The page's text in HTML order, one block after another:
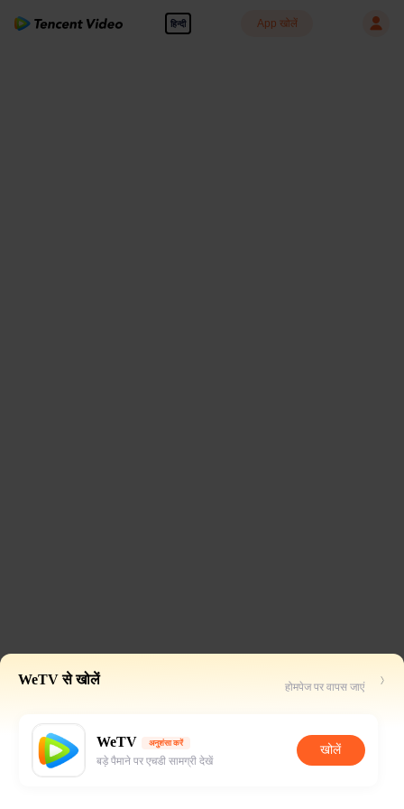
हिन्दी App खोलें
WeTV से खोलें होमपेज पर वापस जाएं
WeTV अनुशंसा करें
बड़े पैमाने पर एचडी सामग्री देखें
खोलें